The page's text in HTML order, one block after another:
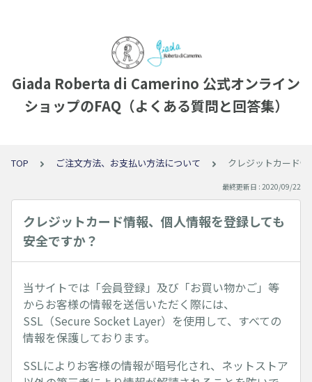
Giada Roberta di Camerino 公式オンライン
ショップのFAQ（よくある質問と回答集）
TOP ご注文方法、お支払い方法について クレジットカード
最終更新日 : 2020/09/22
クレジットカード情報、個人情報を登録しても
安全ですか？
当サイトでは「会員登録」及び「お買い物かご」等
からお客様の情報を送信いただく際には、
SSL（Secure Socket Layer）を使用して、すべての
情報を保護しております。
SSLによりお客様の情報が暗号化され、ネットストア